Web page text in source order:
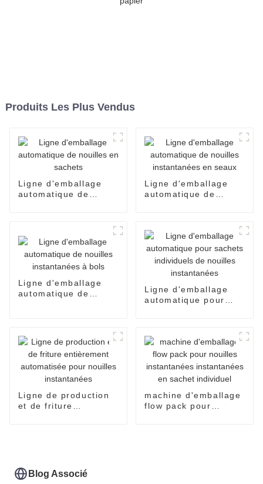
Produits Les Plus Vendus
Ligne d'emballage
automatique de
Ligne d'emballage
automatique de
Ligne d'emballage
automatique de
Ligne d'emballage
automatique pour
Ligne de production
et de friture
machine d'emballage
flow pack pour
Blog Associé